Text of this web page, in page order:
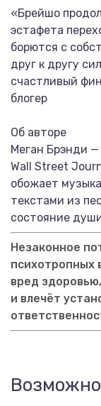
«Брейшо
эстафета
борются с
друг к другу
счастливый
блогер
Об авторе
Меган Брэнди —
Wall Street
обожает
текстами из
состояние
Незаконное
психотропных
вред
и влечёт